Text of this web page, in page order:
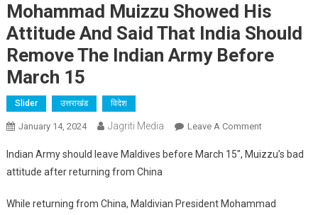
Mohammad Muizzu Showed His
Attitude And Said That India Should
Remove The Indian Army Before
March 15
Slider उत्तराखंड विदेश
January 14, 2024 Jagriti Media Leave A CommentOn
Muizzu
Attitude
Indian Army should leave Maldives before March 15″, Muizzu’s bad
attitude after returning from China
While returning from China, Maldivian President Mohammad